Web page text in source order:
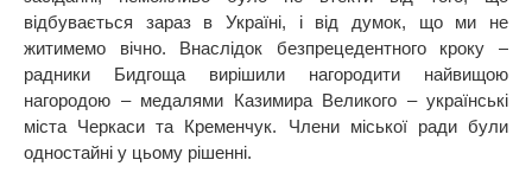
відбувається зараз в Україні, і від думок, що ми не
житимемо вічно. Внаслідок безпрецедентного кроку –
радники Бидгоща вирішили нагородити найвищою
нагородою – медалями Казимира Великого – українські
міста Черкаси та Кременчук. Члени міської ради були
одностайні у цьому рішенні.